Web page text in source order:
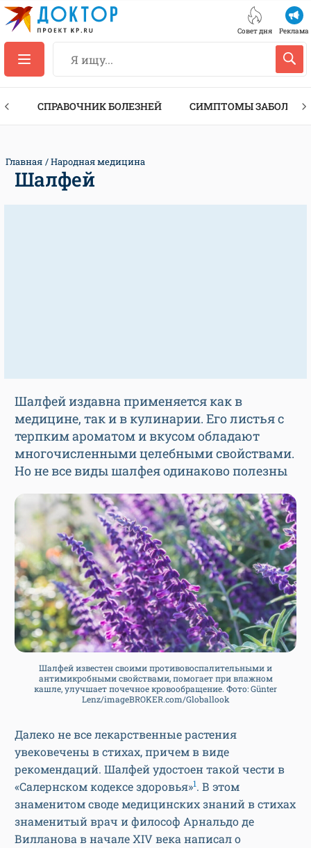
Совет дня Реклама
СПРАВОЧНИК БОЛЕЗНЕЙ СИМПТОМЫ
Главная Народная медицина
Шалфей
Шалфей издавна применяется как в
медицине, так и в кулинарии. Его листья с
терпким ароматом и вкусом обладают
многочисленными целебными свойствами.
Но не все виды шалфея одинаково полезны
Шалфей известен своими противовоспалительными и
антимикробными свойствами, помогает при влажном
кашле, улучшает почечное кровообращение. Фото: Günter
Lenz/imageBROKER.com/Globallook
Далеко не все лекарственные растения
увековечены в стихах, причем в виде
рекомендаций. Шалфей удостоен такой чести в
«Салернском кодексе здоровья»1. В этом
знаменитом своде медицинских знаний в стихах
знаменитый врач и философ Арнальдо де
Вилланова в начале XIV века написал о